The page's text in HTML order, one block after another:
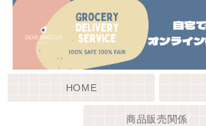
HOME
商品販売関係